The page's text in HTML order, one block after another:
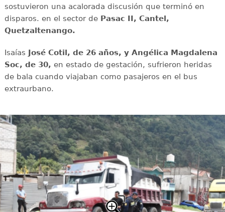
sostuvieron una acalorada discusión que terminó en
disparos. en el sector de Pasac II, Cantel,
Quetzaltenango.
Isaías
José Cotil, de 26 años, y Angélica Magdalena
Soc, de 30, en estado de gestación, sufrieron heridas
de bala cuando viajaban como pasajeros en el bus
extraurbano.